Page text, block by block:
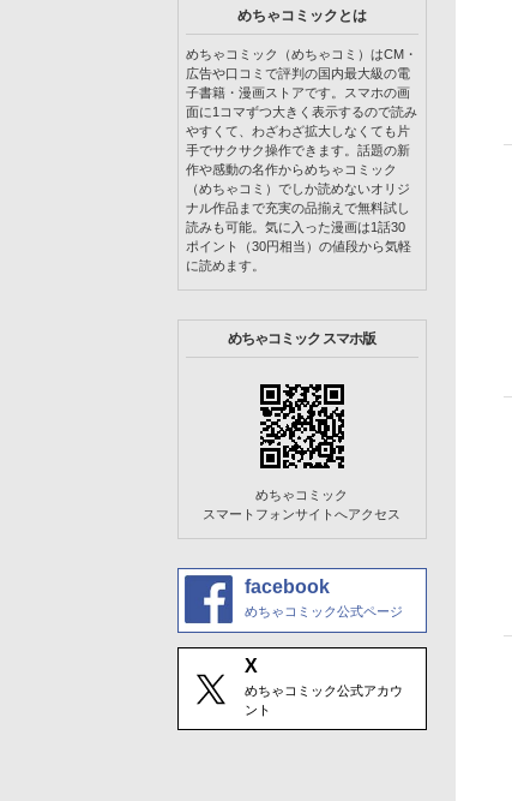
めちゃコミックとは
めちゃコミック（めちゃコミ）はCM・
広告や口コミで評判の国内最大級の電
子書籍・漫画ストアです。スマホの画
面に1コマずつ大きく表示するので読み
やすくて、わざわざ拡大しなくても片
手でサクサク操作できます。話題の新
作や感動の名作からめちゃコミック
（めちゃコミ）でしか読めないオリジ
ナル作品まで充実の品揃えで無料試し
読みも可能。気に入った漫画は1話30
ポイント（30円相当）の値段から気軽
に読めます。
めちゃコミック スマホ版
めちゃコミック
スマートフォンサイトへアクセス
facebook
めちゃコミック公式ページ
X
めちゃコミック公式アカウ
ント